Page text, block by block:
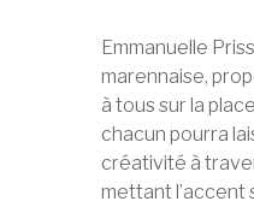
Emmanuelle
marennaise,
à tous sur la
chacun pourra
créativité à
mettant l’accent